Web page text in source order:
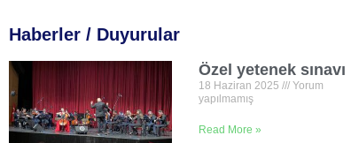
Haberler / Duyurular
Özel yetenek sınavı
18 Haziran 2025
Yorum
yapılmamış
Read More »